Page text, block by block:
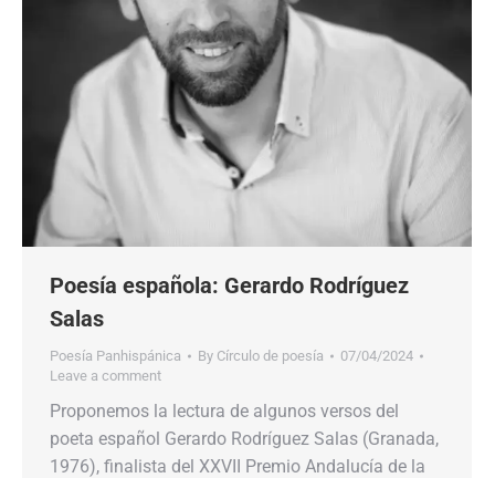
Poesía española: Gerardo Rodríguez
Salas
Poesía Panhispánica By Círculo de poesía
07/04/2024
Leave a comment
Proponemos la lectura de algunos versos del
poeta español Gerardo Rodríguez Salas (Granada,
1976), finalista del XXVII Premio Andalucía de la